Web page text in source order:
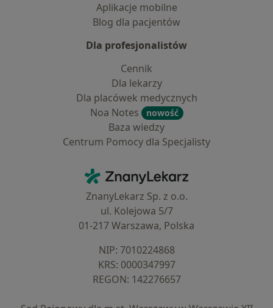
Aplikacje mobilne
Blog dla pacjentów
Dla profesjonalistów
Cennik
Dla lekarzy
Dla placówek medycznych
Noa Notes
nowość
Baza wiedzy
Centrum Pomocy dla Specjalisty
ZnanyLekarz - Strona główna
ZnanyLekarz Sp. z o.o.
ul. Kolejowa 5/7
01-217 Warszawa, Polska
NIP: ⁠7010224868
KRS: ⁠0000347997
REGON: ⁠142276657